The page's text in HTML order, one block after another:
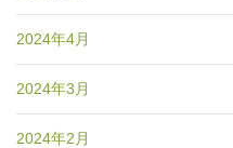
2024年4月
2024年3月
2024年2月